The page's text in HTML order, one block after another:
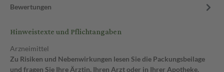
Bewertungen
Hinweistexte und Pflichtangaben
Arzneimittel
Zu Risiken und Nebenwirkungen lesen Sie die Packungsbeilage
und fragen Sie Ihre Ärztin, Ihren Arzt oder in Ihrer Apotheke.